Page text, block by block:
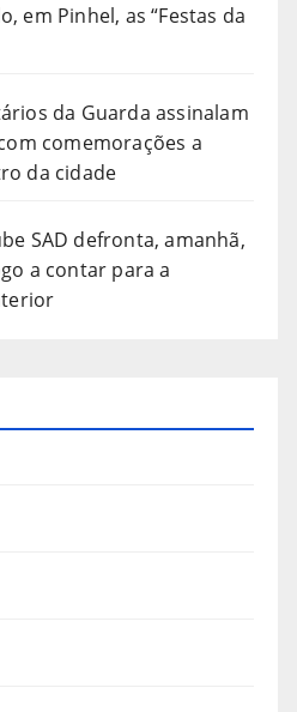
em Pinhel, as “Festas da
da Guarda assinalam
comemorações a
da cidade
SAD defronta, amanhã,
a contar para a